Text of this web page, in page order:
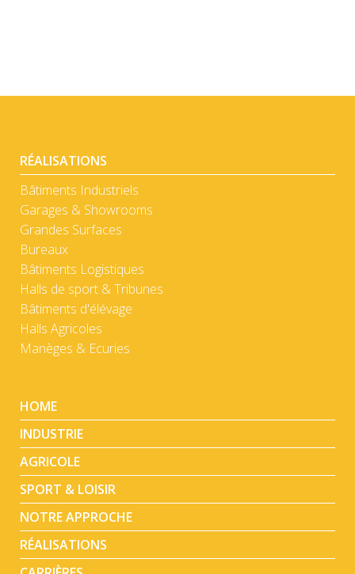
RÉALISATIONS
Bâtiments Industriels
Garages & Showrooms
Grandes Surfaces
Bureaux
Bâtiments Logistiques
Halls de sport & Tribunes
Bâtiments d'élévage
Halls Agricoles
Manèges & Ecuries
HOME
INDUSTRIE
AGRICOLE
SPORT & LOISIR
NOTRE APPROCHE
RÉALISATIONS